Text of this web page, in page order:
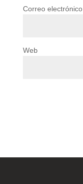
Correo electrónico
Web